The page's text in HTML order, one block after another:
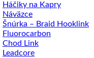
Háčiky na Kapry
Náväzce
Šnúrka – Braid Hooklink
Fluorocarbon
Chod Link
Leadcore